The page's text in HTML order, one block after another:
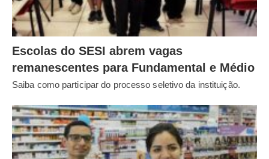
Escolas do SESI abrem vagas
remanescentes para Fundamental e Médio
Saiba como participar do processo seletivo da instituição.